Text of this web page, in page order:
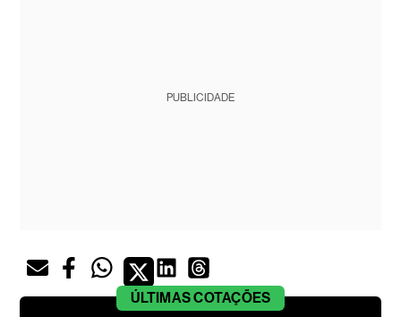
PUBLICIDADE
ÚLTIMASCOTAÇÕES